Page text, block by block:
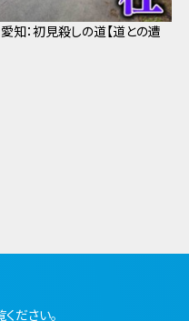
愛知：初見殺しの道【道との遭
ださい。